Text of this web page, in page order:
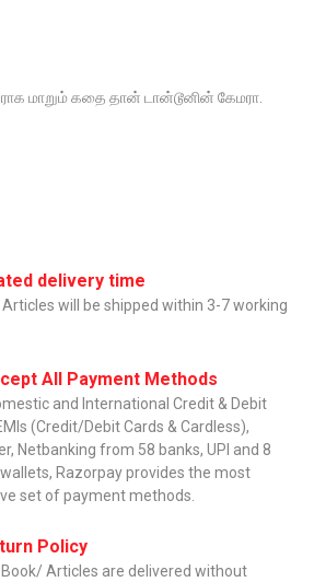
மாறும் கதை தான் டான்டூனின் கேமரா.
delivery time
will be shipped within 3-7 working
All Payment Methods
and International Credit & Debit
(Credit/Debit Cards & Cardless),
Netbanking from 58 banks, UPI and 8
Razorpay provides the most
set of payment methods.
Policy
Book/ Articles are delivered without